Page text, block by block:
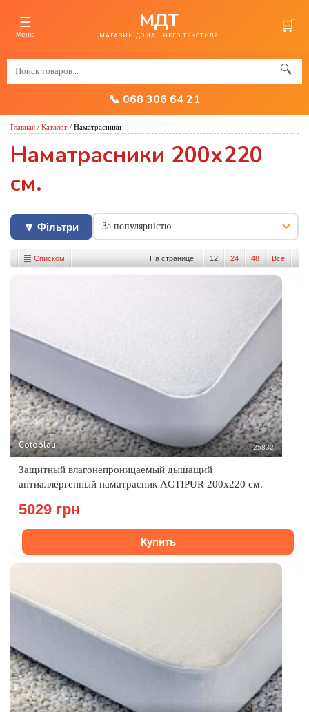
☰
Меню
МДТ
МАГАЗИН ДОМАШНЕГО ТЕКСТИЛЯ 🛒
🔍
📞 068 306 64 21
Главная / Каталог / Наматрасники
Наматрасники 200х220
см.
🔽 Фільтри
На странице 12 24 48 Все
Списком
Cotoblau 25832
Защитный влагонепроницаемый дышащий
антиаллергенный наматрасник ACTIPUR 200х220 см.
5029 грн
Купить